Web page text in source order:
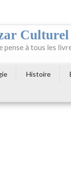
Culturel
à tous les
Histoire